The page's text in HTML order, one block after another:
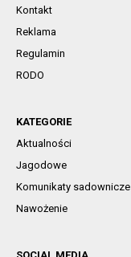
Kontakt
Reklama
Regulamin
RODO
KATEGORIE
Aktualności
Jagodowe
Komunikaty sadownicze
Nawożenie